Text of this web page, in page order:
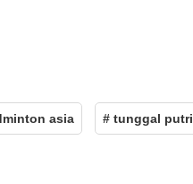
asia # tunggal putri